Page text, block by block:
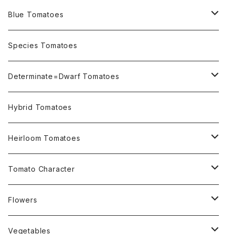
Blue Tomatoes
OSU INDIGO Series
Not OSU Blue Tomatoes
Species Tomatoes
Determinate=Dwarf Tomatoes
Micro Determinate 10cm~30cm
Small Determinate 30cm~50cm
Medium Determinate 50~100cm
Large Determinate 100~150cm
Semi Indeterminate ~150cm
Hybrid Tomatoes
Heirloom Tomatoes
Amber Heirloom Tomatoes
Bi-Color Heirloom Tomatoes
Black Heirloom Tomatoes
Tomato Character
Culinary Uses
For Canning
Disease Resistance
Flowers
Nasturtium・ナスターチウム
Vegetables